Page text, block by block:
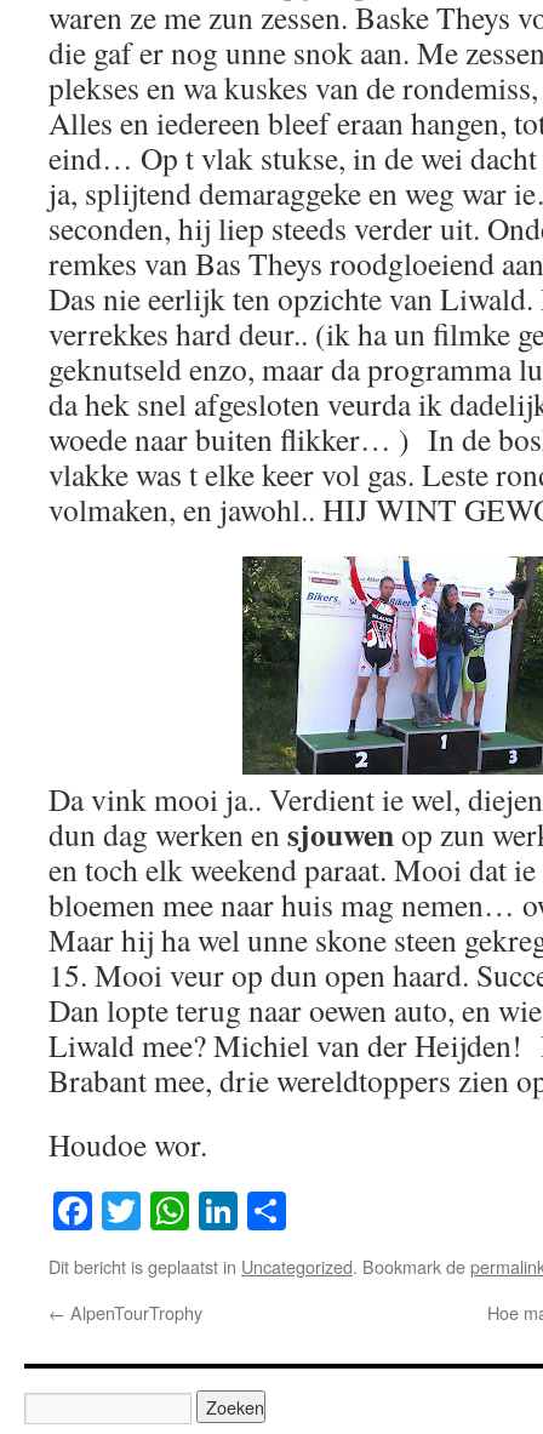
waren ze me zun zessen. Baske Theys
die gaf er nog unne snok aan. Me
plekses en wa kuskes van de
Alles en iedereen bleef eraan hangen,
eind… Op t vlak stukse, in de wei
ja, splijtend demaraggeke en weg war
seconden, hij liep steeds verder uit.
remkes van Bas Theys roodgloeiend
Das nie eerlijk ten opzichte van Liwald.
verrekkes hard deur.. (ik ha un filmke
geknutseld enzo, maar da programma
da hek snel afgesloten veurda ik
woede naar buiten flikker… ) In de
vlakke was t elke keer vol gas. Leste
volmaken, en jawohl.. HIJ WINT
Da vink mooi ja.. Verdient ie wel,
dun dag werken ensjouwenop zun
en toch elk weekend paraat. Mooi dat
bloemen mee naar huis mag nemen…
Maar hij ha wel unne skone steen
15. Mooi veur op dun open haard.
Dan lopte terug naar oewen auto, en
Liwald mee? Michiel van der Heijden!
Brabant mee, drie wereldtoppers zien
Houdoe wor.
Facebook
TwitterWhatsApp
LinkedIn
Dit bericht is geplaatst in Uncategorized. Bookmark de
← AlpenTourTrophy Hoe